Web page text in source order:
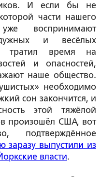
И если бы не
части нашего
воспринимают
и весёлых
время на
и опасностей,
наше общество.
необходимо
сон закончится, и
этой тяжёлой
произошёл США, вот
заразу выпустили из
власти.